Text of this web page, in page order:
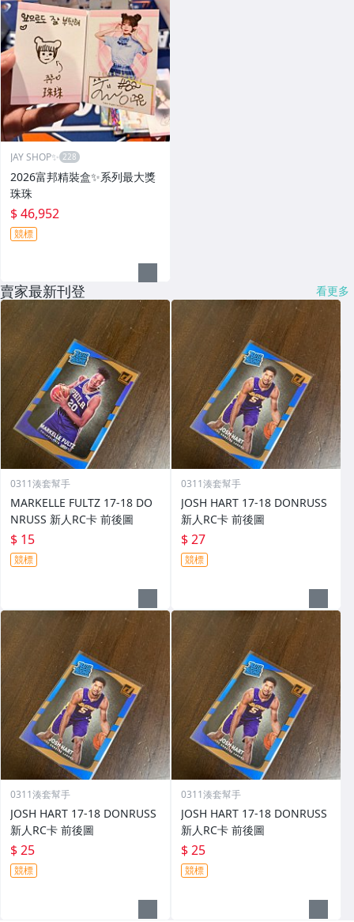
JAY SHOP✨
2026富邦精裝盒✨系列最大獎
珠珠
$ 46,952
競標
賣家最新刊登 看更多
0311湊套幫手
MARKELLE FULTZ 17-18 DO
NRUSS 新人RC卡 前後圖
$ 15
競標
0311湊套幫手
JOSH HART 17-18 DONRUSS
新人RC卡 前後圖
$ 27
競標
0311湊套幫手
JOSH HART 17-18 DONRUSS
新人RC卡 前後圖
$ 25
競標
0311湊套幫手
JOSH HART 17-18 DONRUSS
新人RC卡 前後圖
$ 25
競標